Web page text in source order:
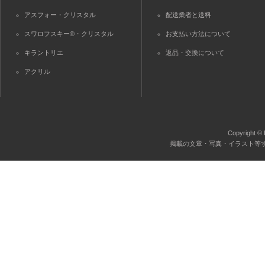
アスフォー・クリスタル
スワロフスキー®・クリスタル
キラントリエ
アクリル
配送業者と送料
お支払い方法について
返品・交換について
Copyright ©
掲載の文章・写真・イラスト等